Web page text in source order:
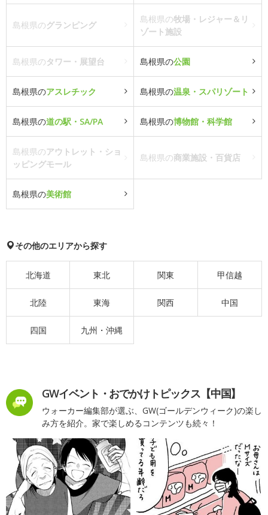
島根県のグランピング
島根県の牧場・レジャー＆リ
ゾート施設
島根県のタワー・展望台 島根県の公園
島根県のアスレチック 島根県の温泉・スパリゾート
島根県の道の駅・SA/PA 島根県の博物館・科学館
島根県のアウトレット・ショ
ッピングモール
島根県の商業施設・百貨店
島根県の美術館
その他のエリアから探す
北海道 東北 関東 甲信越
北陸 東海 関西 中国
四国 九州・沖縄
GWイベント・おでかけトピックス【中国】
ウォーカー編集部が選ぶ、GW(ゴールデンウィーク)の楽し
み方を紹介。家で楽しめるコンテンツも続々！